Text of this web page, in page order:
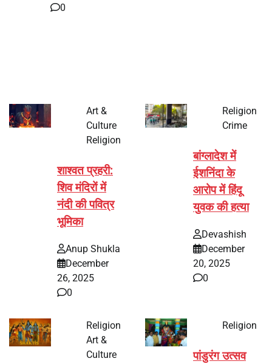
0
Art &
Culture
Religion
शाश्वत प्रहरी:
शिव मंदिरों में
नंदी की पवित्र
भूमिका
Anup Shukla
December
26, 2025
0
Religion
Crime
बांग्लादेश में
ईशनिंदा के
आरोप में हिंदू
युवक की हत्या
Devashish
December
20, 2025
0
Religion
Art &
Culture
Religion
पांडुरंग उत्सव